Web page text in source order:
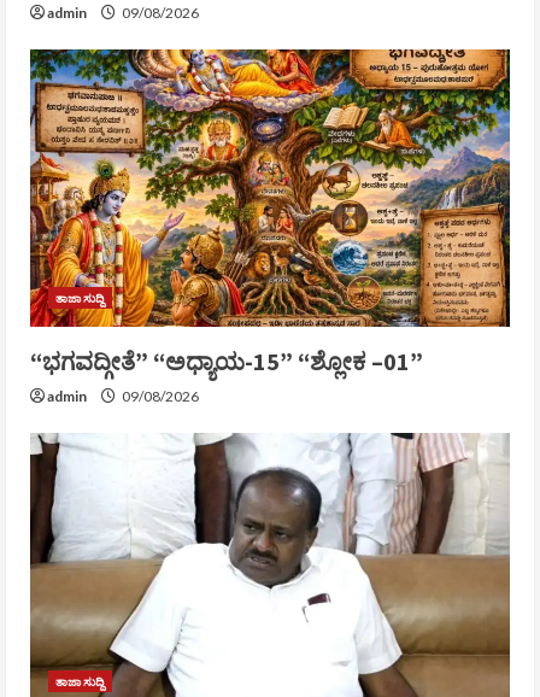
admin 09/08/2026
ತಾಜಾ ಸುದ್ದಿ
“ಭಗವದ್ಗೀತೆ” “ಅಧ್ಯಾಯ-15” “ಶ್ಲೋಕ –01”
admin 09/08/2026
ತಾಜಾ ಸುದ್ದಿ